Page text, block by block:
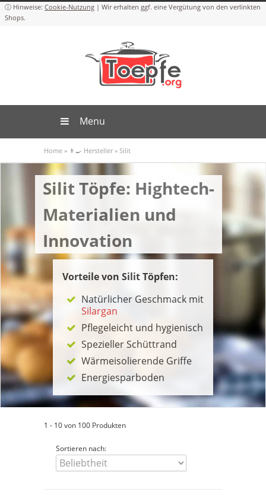
Cookie-Nutzung
Menu
Home » 👨‍🍳 Hersteller » Silit
Silit Töpfe: Hightech-
Materialien und
Innovation
Vorteile von Silit Töpfen:
Natürlicher Geschmack mit
Silargan
Pflegeleicht und hygienisch
Spezieller Schüttrand
Wärmeisolierende Griffe
Energiesparboden
1 - 10 von 100 Produkten
Sortieren nach: